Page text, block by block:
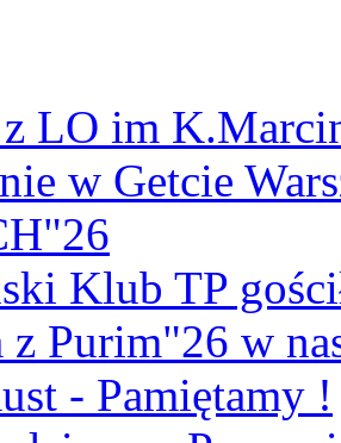
z LO im
w Getcie
Klub TP
z Purim"26 w
- Pamiętamy !